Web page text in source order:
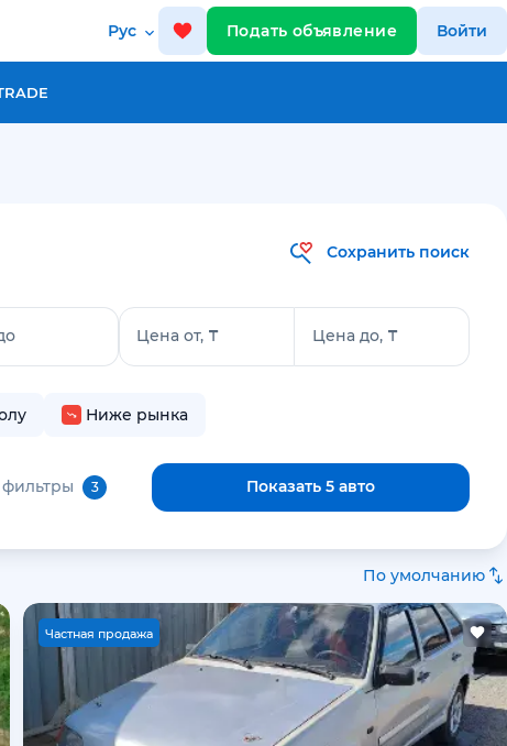
Рус Подать объявление Войти
Сохранить поиск
Цена от, ₸ Цена до, ₸
Ниже рынка
3 Показать 5 авто
По умолчанию
Частная продажа